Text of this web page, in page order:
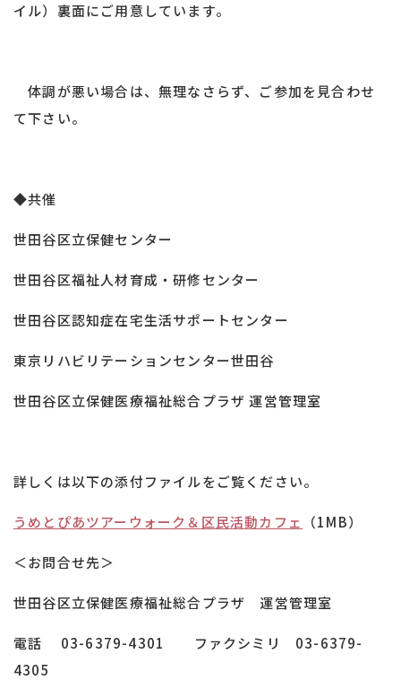
イル）裏面にご用意しています。
体調が悪い場合は、無理なさらず、ご参加を見合わせ
て下さい。
◆共催
世田谷区立保健センター
世田谷区福祉人材育成・研修センター
世田谷区認知症在宅生活サポートセンター
東京リハビリテーションセンター世田谷
世田谷区立保健医療福祉総合プラザ 運営管理室
詳しくは以下の添付ファイルをご覧ください。
うめとぴあツアーウォーク＆区民活動カフェ （1MB）
＜お問合せ先＞
世田谷区立保健医療福祉総合プラザ 運営管理室
電話 03-6379-4301 ファクシミリ 03-6379-
4305